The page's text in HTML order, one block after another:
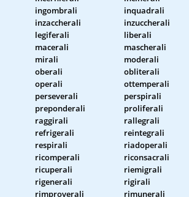
ingombrali
inquadrali
inzaccherali
inzuccherali
legiferali
liberali
macerali
mascherali
mirali
moderali
oberali
obliterali
operali
ottemperali
perseverali
perspirali
preponderali
proliferali
raggirali
rallegrali
refrigerali
reintegrali
respirali
riadoperali
ricomperali
riconsacrali
ricuperali
riemigrali
rigenerali
rigirali
rimproverali
rimunerali